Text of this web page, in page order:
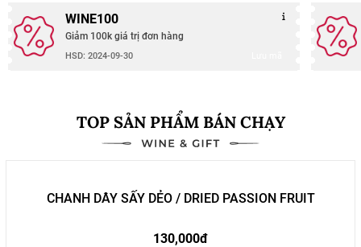
WINE100
Giảm 100k giá trị đơn hàng
HSD: 2024-09-30
TOP SẢN PHẨM BÁN CHẠY
CHANH DÂY SẤY DẺO / DRIED PASSION FRUIT
130,000đ